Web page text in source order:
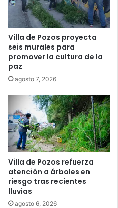
Villa de Pozos proyecta
seis murales para
promover la cultura de la
paz
agosto 7, 2026
Villa de Pozos refuerza
atención a árboles en
riesgo tras recientes
lluvias
agosto 6, 2026